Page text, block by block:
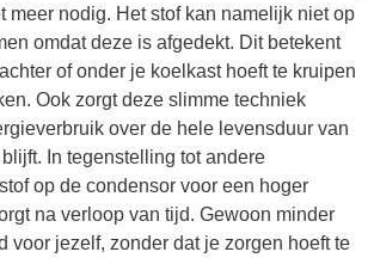
meer nodig. Het stof kan namelijk niet op
omdat deze is afgedekt. Dit betekent
of onder je koelkast hoeft te kruipen
Ook zorgt deze slimme techniek
over de hele levensduur van
In tegenstelling tot andere
op de condensor voor een hoger
na verloop van tijd. Gewoon minder
voor jezelf, zonder dat je zorgen hoeft te